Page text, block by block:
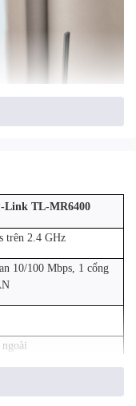
chỉ đơn
Link TL-MR6400
trên 2.4 GHz
10/100 Mbps, 1 cổng
đa dạng